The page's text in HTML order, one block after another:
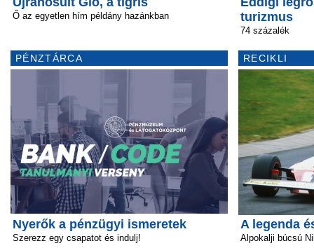
Ő az egyetlen hím példány hazánkban
PÉNZTÁRCA
Nyerők a pénzügyi ismeretek
Szerezz egy csapatot és indulj!
turizmus
74 százalék
RECIKLI
A legenda
Alpokalji búcsú